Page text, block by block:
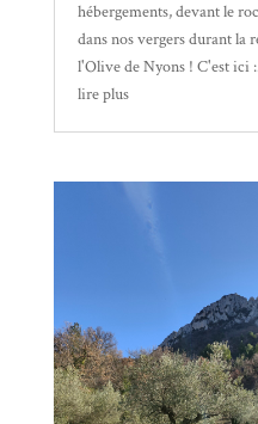
hébergements, devant le
dans nos vergers durant la
l'Olive de Nyons ! C'est ici
lire plus